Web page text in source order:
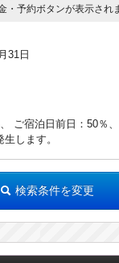
予約ボタンが表示され
31日
ご宿泊日前日：50％
します。
検索条件を変更